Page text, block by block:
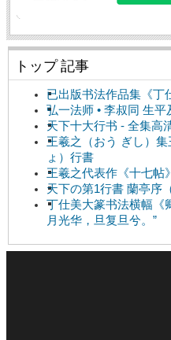
トップ 記事
已出版书法作品集《丁
弘一法师 • 李叔同 生平
天下十大行书 - 全集高
王羲之（おう ぎし）
ょ）行書
王羲之代表作《十七帖
天下の第1行書 蘭亭序
丁仕美大篆书法横幅《
月光华，旦复旦兮。”